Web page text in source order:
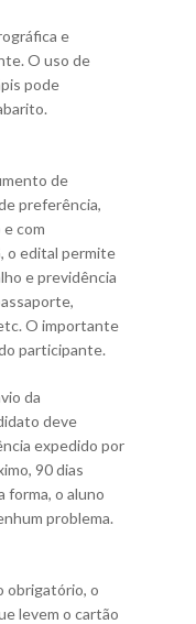
e
O uso de
pode
de
preferência,
com
o edital permite
e previdência
O importante
participante.
da
deve
expedido por
90 dias
forma, o aluno
problema.
obrigatório, o
levem o cartão